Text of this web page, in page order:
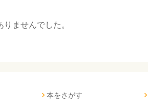
りませんでした。
本をさがす